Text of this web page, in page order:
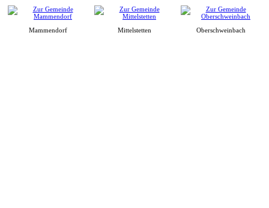
Mammendorf Mittelstetten Oberschweinbach